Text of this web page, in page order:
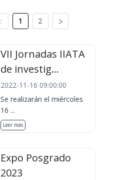
1 2
VII Jornadas IIATA
de investig...
2022-11-16 09:00:00
Se realizarán el miércoles
16 ...
Leer más
Expo Posgrado
2023